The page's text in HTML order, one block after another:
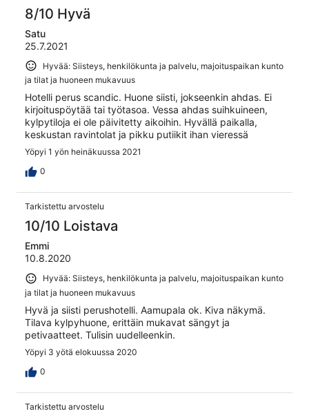
8/10 Hyvä
Satu
25.7.2021
Hyvää: Siisteys, henkilökunta ja palvelu, majoituspaikan kunto
ja tilat ja huoneen mukavuus
Hotelli perus scandic. Huone siisti, jokseenkin ahdas. Ei
kirjoituspöytää tai työtasoa. Vessa ahdas suihkuineen,
kylpytiloja ei ole päivitetty aikoihin. Hyvällä paikalla,
keskustan ravintolat ja pikku putiikit ihan vieressä
Yöpyi 1 yön heinäkuussa 2021
0
Tarkistettu arvostelu
10/10 Loistava
Emmi
10.8.2020
Hyvää: Siisteys, henkilökunta ja palvelu, majoituspaikan kunto
ja tilat ja huoneen mukavuus
Hyvä ja siisti perushotelli. Aamupala ok. Kiva näkymä.
Tilava kylpyhuone, erittäin mukavat sängyt ja
petivaatteet. Tulisin uudelleenkin.
Yöpyi 3 yötä elokuussa 2020
0
Tarkistettu arvostelu